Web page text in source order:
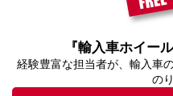
『輸入車ホイー
経験豊富な担当者が、輸入車
の